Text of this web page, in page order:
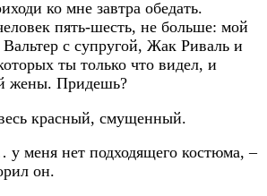
ко мне завтра обедать.
пять-шесть, не больше: мой
с супругой, Жак Риваль и
ты только что видел, и
жены. Придешь?
красный, смущенный.
меня нет подходящего костюма, –
он.